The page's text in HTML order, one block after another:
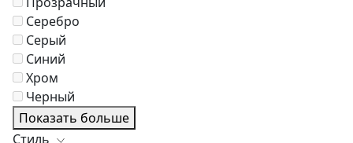
Серебро
Серый
Синий
Хром
Черный
Показать больше
Стиль